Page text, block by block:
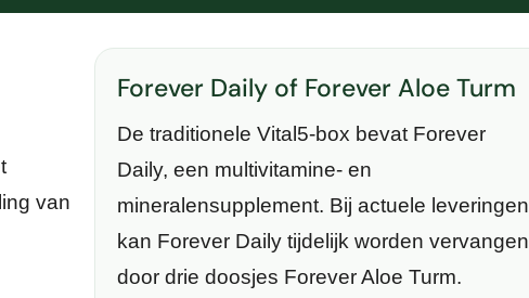
van
Forever Daily of Forever Aloe Turm
De traditionele Vital5-box bevat Forever
Daily, een multivitamine- en
mineralensupplement. Bij actuele leveringen
kan Forever Daily tijdelijk worden vervangen
door drie doosjes Forever Aloe Turm.